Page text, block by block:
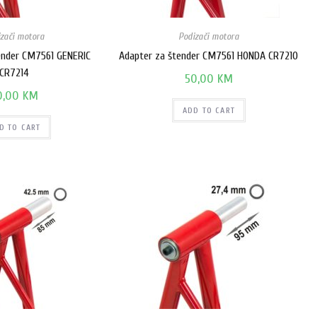
motora
CM7561 GENERIC
CR7214
KM
TO CART
Podizači motora
Adapter za štender CM7561 HONDA CR7210
50,00 KM
ADD TO CART